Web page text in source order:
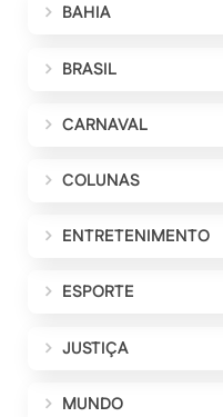
BAHIA
BRASIL
CARNAVAL
COLUNAS
ENTRETENIMENTO
ESPORTE
JUSTIÇA
MUNDO